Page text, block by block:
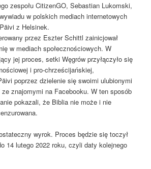
zespołu CitizenGO, Sebastian Lukomski,
w polskich mediach internetowych
z Helsinek.
przez Eszter Schittl zainicjował
w mediach społecznościowych. W
jej proces, setki Węgrów przyłączyło się
i pro-chrześcijańskiej,
poprzez dzielenie się swoimi ulubionymi
znajomymi na Facebooku. W ten sposób
pokazali, że Biblia nie może i nie
wyrok. Proces będzie się toczył
14 lutego 2022 roku, czyli daty kolejnego